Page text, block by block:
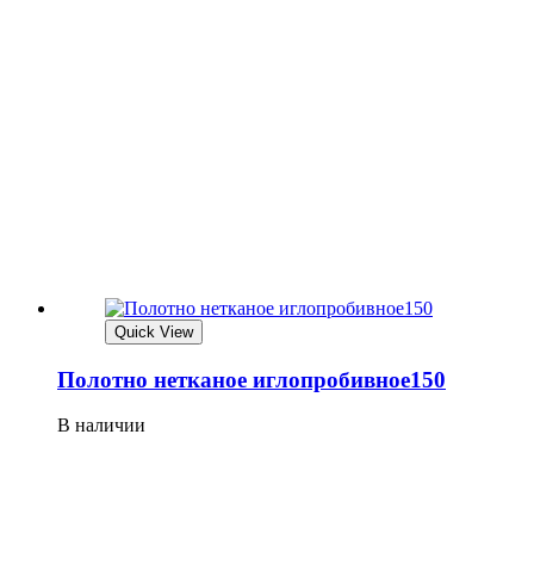
Quick View
Полотно нетканое иглопробивное150
В наличии